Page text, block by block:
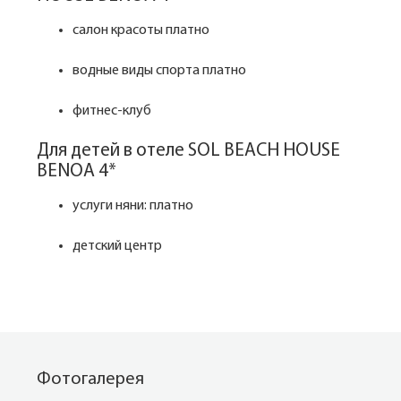
салон красоты платно
водные виды спорта платно
фитнес-клуб
Для детей в отеле SOL BEACH HOUSE
BENOA 4*
услуги няни: платно
детский центр
Фотогалерея